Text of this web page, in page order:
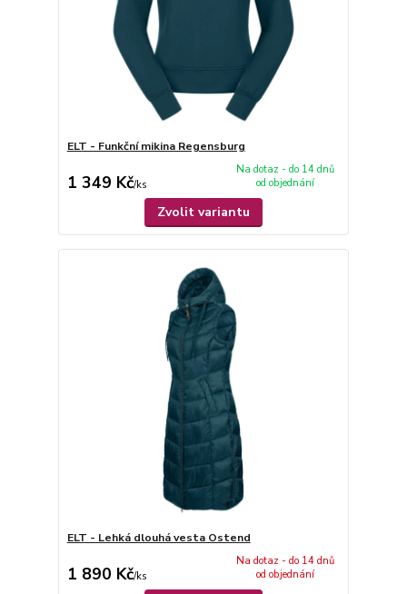
ELT - Funkční mikina Regensburg
1 349 Kč/ks
Na dotaz - do 14 dnů
od objednání
Zvolit variantu
ELT - Lehká dlouhá vesta Ostend
1 890 Kč/ks
Na dotaz - do 14 dnů
od objednání